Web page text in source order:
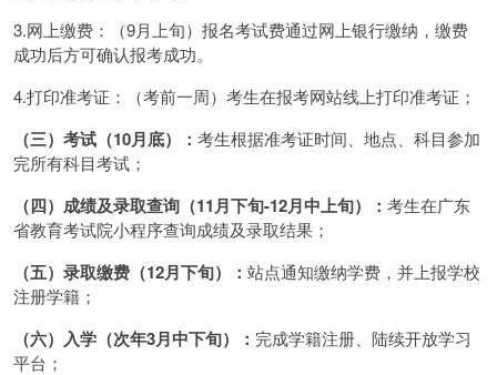
3.网上缴费：（9月上旬）报名考试费通过网上银行缴纳，缴费
成功后方可确认报考成功。
4.打印准考证：（考前一周）考生在报考网站线上打印准考证；
（三）考试（10月底）： 考生根据准考证时间、地点、科目参加
完所有科目考试；
（四）成绩及录取查询（11月下旬-12月中上旬）： 考生在广东
省教育考试院小程序查询成绩及录取结果；
（五）录取缴费（12月下旬）： 站点通知缴纳学费，并上报学校
注册学籍；
（六）入学（次年3月中下旬）： 完成学籍注册、陆续开放学习
平台；